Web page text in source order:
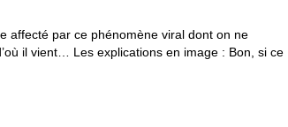
affecté par ce phénomène viral dont on ne
il vient… Les explications en image : Bon, si ce